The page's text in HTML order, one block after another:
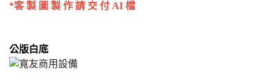
*客 製 圖 製 作 請 交 付 AI 檔
公版白底